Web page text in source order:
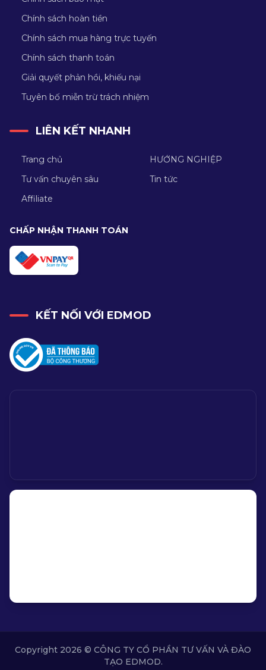
Chính sách hoàn tiền
Chính sách mua hàng trực tuyến
Chính sách thanh toán
Giải quyết phản hồi, khiếu nại
Tuyên bố miễn trừ trách nhiệm
LIÊN KẾT NHANH
Trang chủ
HƯỚNG NGHIỆP
Tư vấn chuyên sâu
Tin tức
Affiliate
CHẤP NHẬN THANH TOÁN
KẾT NỐI VỚI EDMOD
Copyright 2026 © CÔNG TY CỔ PHẦN TƯ VẤN VÀ ĐÀO
TẠO EDMOD.